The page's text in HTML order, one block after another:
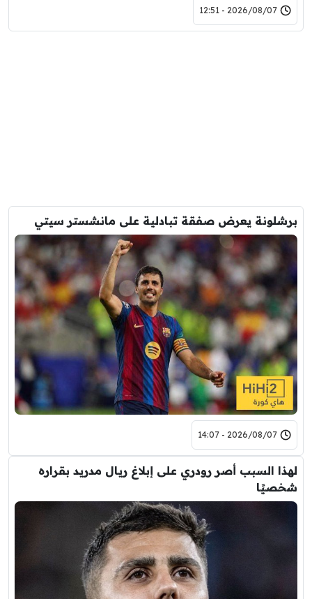
2026/08/07 - 12:51
برشلونة يعرض صفقة تبادلية على مانشستر سيتي
2026/08/07 - 14:07
لهذا السبب أصر رودري على إبلاغ ريال مدريد بقراره
شخصيًا